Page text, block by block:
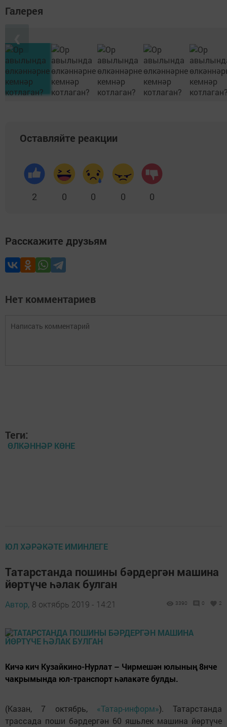
Галерея
Оставляйте реакции
2 0 0 0 0
Расскажите друзьям
Нет комментариев
Теги:
ӨЛКӘННӘР КӨНЕ
ЮЛ ХӘРӘКӘТЕ ИМИНЛЕГЕ
Татарстанда пошины бәрдергән машина
йөртүче һәлак булган
Автор, 8 октябрь 2019 - 14:21 3390 0 2
Кичә кич Кузайкино-Нурлат – Чирмешән юлының 8нче
чакрымында юл-транспорт һәлакәте булды.
(Казан, 7 октябрь, «Татар-информ»). Татарстанда
трассада поши бәрдергән 60 яшьлек машина йөртүче